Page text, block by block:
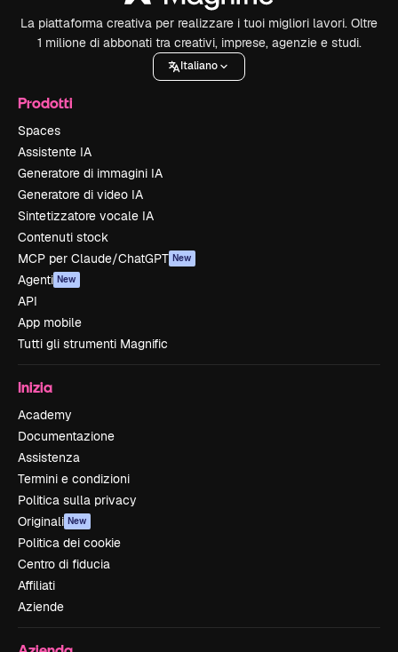
La piattaforma creativa per realizzare i tuoi migliori lavori. Oltre
1 milione di abbonati tra creativi, imprese, agenzie e studi.
Italiano
Prodotti
Spaces
Assistente IA
Generatore di immagini IA
Generatore di video IA
Sintetizzatore vocale IA
Contenuti stock
MCP per Claude/ChatGPT New
Agenti New
API
App mobile
Tutti gli strumenti Magnific
Inizia
Academy
Documentazione
Assistenza
Termini e condizioni
Politica sulla privacy
Originali New
Politica dei cookie
Centro di fiducia
Affiliati
Aziende